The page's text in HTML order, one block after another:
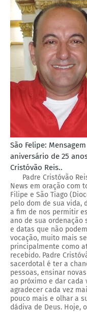
São Felipe:
aniversário de 25
Cristóvão Reis..
Padre Cristóvão
News em oração com
Filipe e São Tiago
pelo dom de sua vida,
a fim de nos permitir
ano de sua ordenação
e datas que não
vocação, muito mais
principalmente como
recebido. Padre
sacerdotal é ter a
pessoas, ensinar
ao próximo e dar cada
agradecer cada vez
pouco mais e olhar a
dádiva de Deus. Hoje,